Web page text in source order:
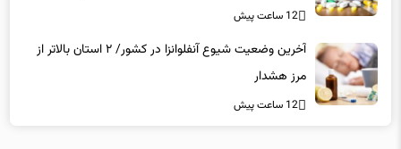
مرز هشدار
12 ساعت پیش